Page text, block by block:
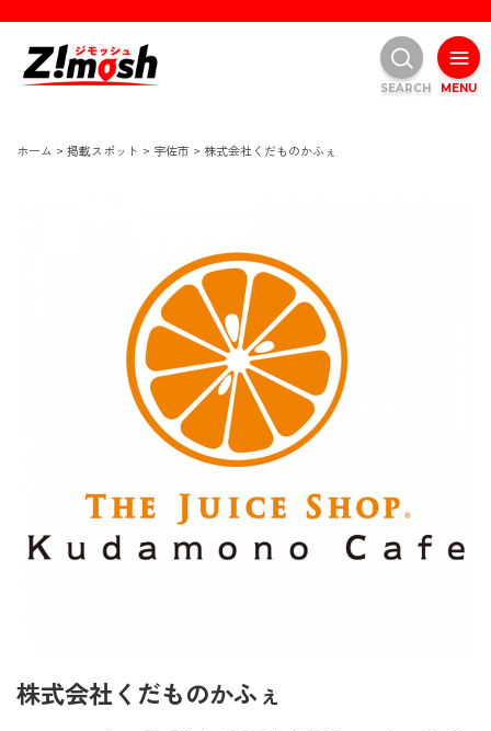
ホーム > 掲載スポット > 宇佐市 > 株式会社くだものかふぇ
株式会社くだものかふぇ
MENU
SEARCH